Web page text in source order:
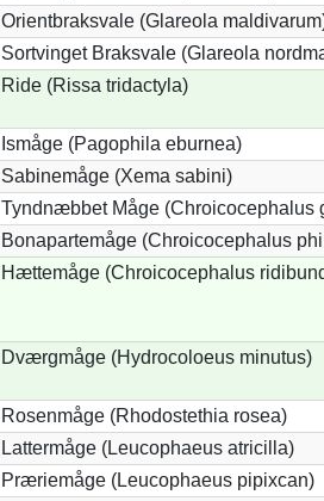
Orientbraksvale (Glareola
Sortvinget Braksvale (Glareola
Ride (Rissa tridactyla)
Ismåge (Pagophila eburnea)
Sabinemåge (Xema sabini)
Tyndnæbbet Måge (Chroicocephalus
Bonapartemåge (Chroicocephalus
Hættemåge (Chroicocephalus
Dværgmåge (Hydrocoloeus minutus)
Rosenmåge (Rhodostethia rosea)
Lattermåge (Leucophaeus atricilla)
Præriemåge (Leucophaeus pipixcan)